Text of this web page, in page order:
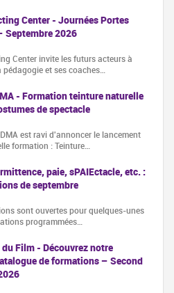
- Journées Portes
Septembre 2026
Center invite les futurs acteurs à
et ses coaches…
- Formation teinture naturelle
de spectacle
est ravi d'annoncer le lancement
formation : Teinture…
paie, sPAIEctacle, etc. :
de septembre
sont ouvertes pour quelques-unes
programmées…
Film - Découvrez notre
de formations – Second